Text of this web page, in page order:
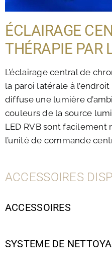
ÉCLAIRAGE
THÉRAPIE PAR
L’éclairage central de
la paroi latérale à
diffuse une lumière
couleurs de la source
LED RVB sont
l’unité de commande
ACCESSOIRES
ACCESSOIRES
SYSTEME DE